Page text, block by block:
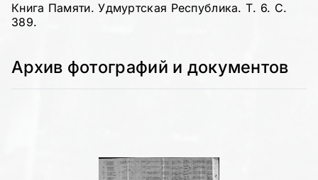
Книга Памяти. Удмуртская Республика. Т. 6. С.
389.
Архив фотографий и документов